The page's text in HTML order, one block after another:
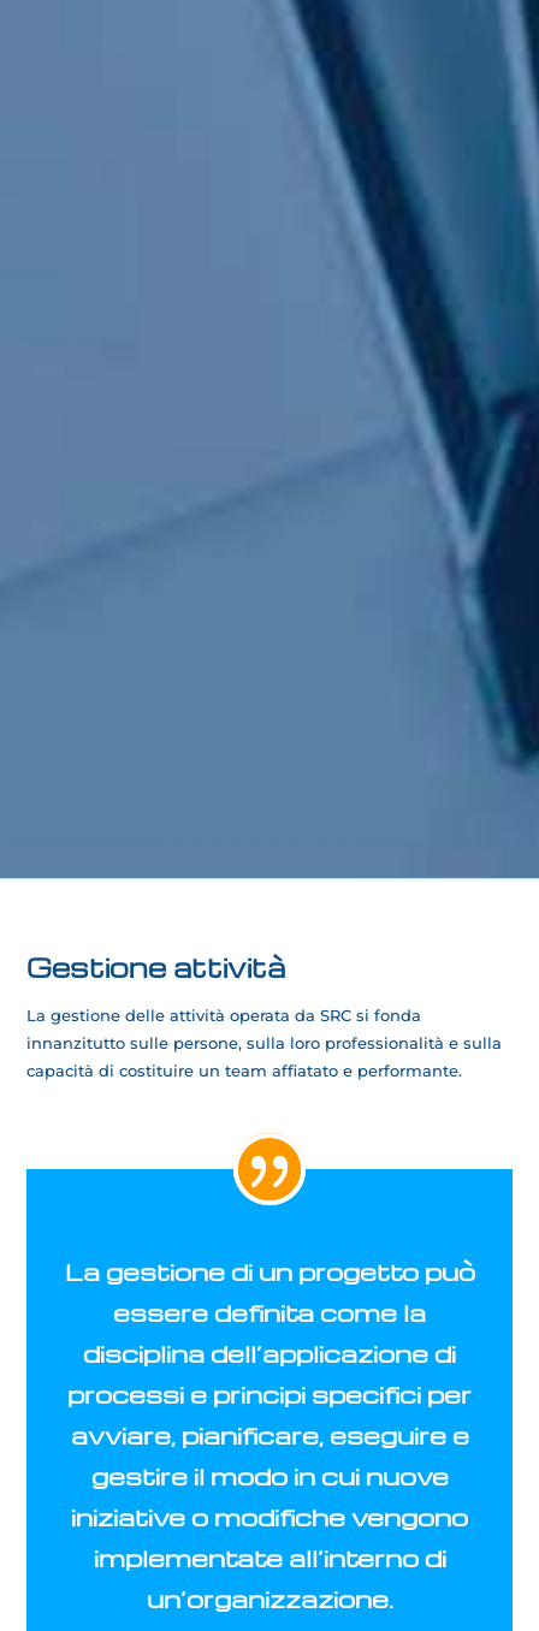
Gestione attività
La gestione delle attività operata da SRC si fonda
innanzitutto sulle persone, sulla loro professionalità e sulla
capacità di costituire un team affiatato e performante.
Lagestione di un progettopuò
essere definita come la
disciplina dell’applicazione di
processi e principi specifici per
avviare, pianificare, eseguire e
gestire il modo in cui nuove
iniziative o modifiche vengono
implementate all’interno di
un’organizzazione.